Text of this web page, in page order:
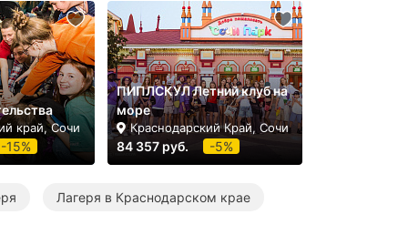
край, Сочи
-15%
ПИПЛСКУЛ Летний клуб на
море
Краснодарский Край, Сочи
84 357 руб. -5%
Лагеря в Краснодарском крае